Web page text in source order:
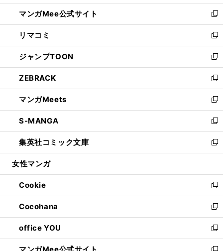
開
く
ン
ド
ウ
で
開
く
ウ
ィ
ン
ド
ウ
で
開
く
し
い
ウ
ィ
ン
ド
ウ
で
開
く
マンガMee公式サイト
新
し
い
ウ
ィ
ン
ド
ウ
で
開
く
リマコミ
新
し
い
ウ
ィ
ン
ド
ウ
で
開
く
ジャンプTOON
新
し
い
ウ
ィ
ン
ド
ウ
で
開
ZEBRACK
新
し
い
ウ
ィ
ン
ド
ウ
開
く
マンガMeets
新
し
い
ウ
ィ
ン
ウ
で
開
く
S-MANGA
新
し
い
ウ
ン
ド
ウ
で
開
く
集英社コミック文庫
新
し
ウ
ィ
ン
ド
ウ
で
開
く
女性マンガ
Cookie
新
し
い
ウ
ィ
ン
Cocohana
新
し
い
ウ
office YOU
新
し